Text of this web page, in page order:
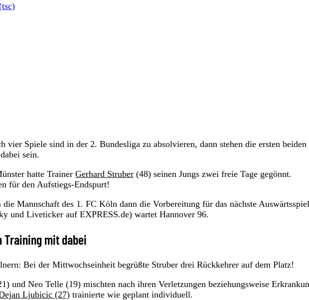
vier Spiele sind in der 2. Bundesliga zu absolvieren, dann stehen die ersten beiden
sein.
hatte Trainer Gerhard Struber (48) seinen Jungs zwei freie Tage gegönnt.
für den Aufstiegs-Endspurt!
Mannschaft des 1. FC Köln dann die Vorbereitung für das nächste
und Liveticker auf EXPRESS.de) wartet Hannover 96.
Training mit dabei
Bei der Mittwochseinheit begrüßte Struber drei Rückkehrer auf dem Platz!
und Neo Telle (19) mischten nach ihren Verletzungen beziehungsweise
Ljubicic (27) trainierte wie geplant individuell.